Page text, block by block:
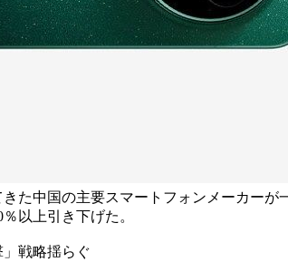
た中国の主要スマートフォンメーカー
以上引き下げた。
戦略揺らぐ